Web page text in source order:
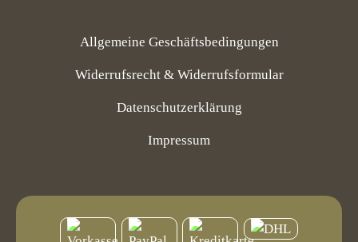
Allgemeine Geschäftsbedingungen
Widerrufsrecht & Widerrufsformular
Datenschutzerklärung
Impressum